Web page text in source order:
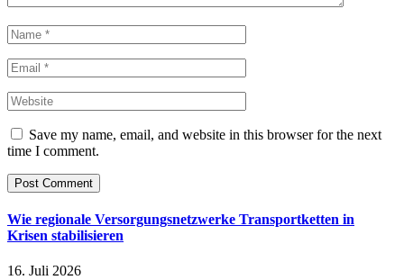
Save my name, email, and website in this browser for the next
time I comment.
Wie regionale Versorgungsnetzwerke Transportketten in
Krisen stabilisieren
16. Juli 2026